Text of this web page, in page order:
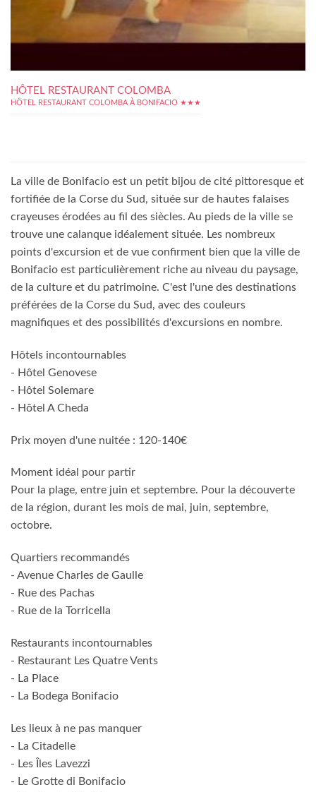
HÔTEL RESTAURANT COLOMBA
HÔTEL RESTAURANT COLOMBA À BONIFACIO ★★★
La ville de Bonifacio est un petit bijou de cité pittoresque et
fortifiée de la Corse du Sud, située sur de hautes falaises
crayeuses érodées au fil des siècles. Au pieds de la ville se
trouve une calanque idéalement située. Les nombreux
points d'excursion et de vue confirment bien que la ville de
Bonifacio est particulièrement riche au niveau du paysage,
de la culture et du patrimoine. C'est l'une des destinations
préférées de la Corse du Sud, avec des couleurs
magnifiques et des possibilités d'excursions en nombre.
Hôtels incontournables
- Hôtel Genovese
- Hôtel Solemare
- Hôtel A Cheda
Prix moyen d'une nuitée : 120-140€
Moment idéal pour partir
Pour la plage, entre juin et septembre. Pour la découverte
de la région, durant les mois de mai, juin, septembre,
octobre.
Quartiers recommandés
- Avenue Charles de Gaulle
- Rue des Pachas
- Rue de la Torricella
Restaurants incontournables
- Restaurant Les Quatre Vents
- La Place
- La Bodega Bonifacio
Les lieux à ne pas manquer
- La Citadelle
- Les Îles Lavezzi
- Le Grotte di Bonifacio